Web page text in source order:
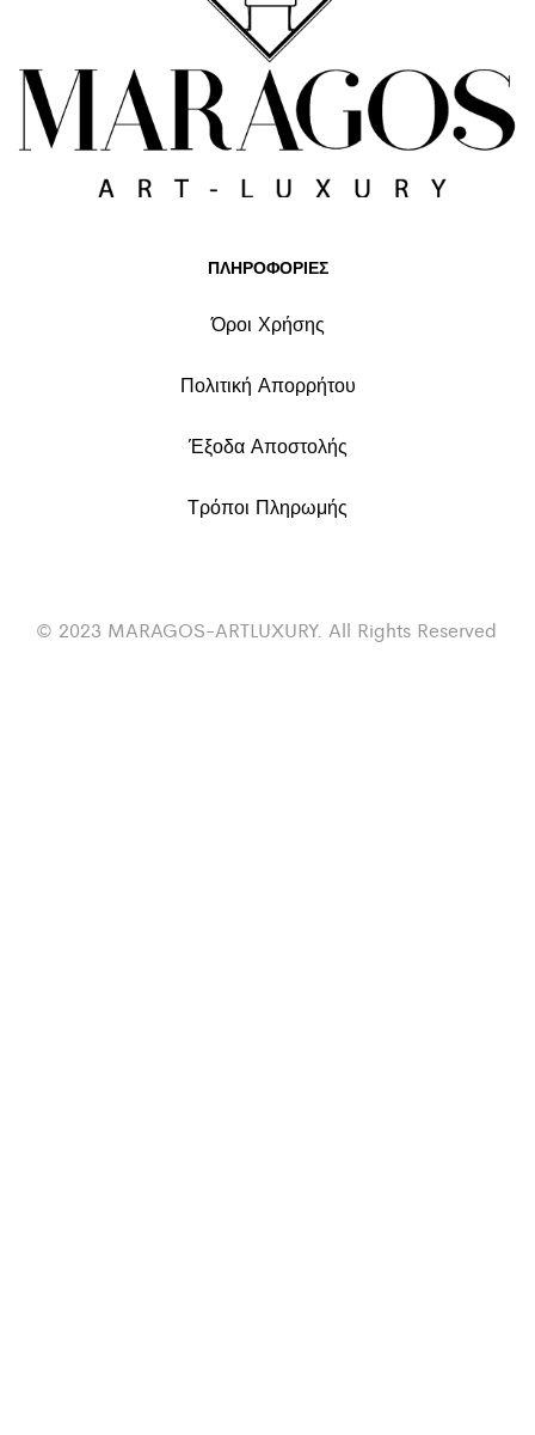
ΠΛΗΡΟΦΟΡΙΕΣ
Όροι Χρήσης
Πολιτική Απορρήτου
Έξοδα Αποστολής
Τρόποι Πληρωμής
© 2023 MARAGOS-ARTLUXURY. All Rights Reserved